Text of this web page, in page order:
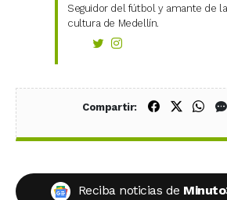
Seguidor del fútbol y amante de
cultura de Medellín.
Compartir: Compartir
Reciba noticias de